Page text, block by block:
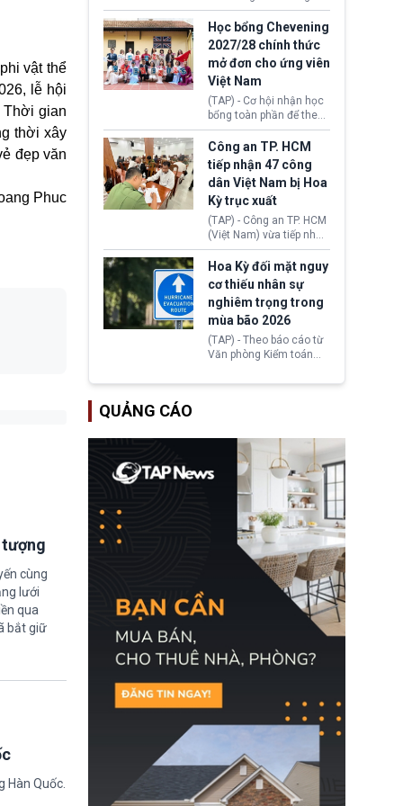
vật thể
lễ hội
Thời gian
thời xây
đẹp văn
Phuc
cùng
lưới
qua
bắt giữ
Quốc.
lên lo ngại về việc thực
thi Thỏa thuận Rút khỏi
Liên minh châu Âu
(Withdrawal
Agreement).
sớm đạt thỏa thuận với
Iran nhằm mở lại eo biển
Hormuz, mở đường cho
việc khôi phục hoạt
động hàng hải. Những
tín hiệu ngoại giao tích
cực này lập tức tác động
đến thị trường năng
lượng, kéo giá dầu thế
giới lùi sâu xuống dưới
mức 80 USD/thùng.
Học bổng Chevening
2027/28 chính thức
mở đơn cho ứng viên
Việt Nam
(TAP) - Cơ hội nhận học
bổng toàn phần để theo
học chương trình thạc sĩ
tại Vương quốc Anh đã
chính thức quay trở lại.
Học bổng Chevening
2027/28 của Chính phủ
Anh vừa mở cổng ứng
tuyển dành riêng ứng
viên Việt Nam, hỗ trợ
toàn bộ chi phí học tập
cùng nhiều quyền lợi
trong suốt một năm
học.
Công an TP. HCM
tiếp nhận 47 công
dân Việt Nam bị Hoa
Kỳ trục xuất
(TAP) - Công an TP. HCM
(Việt Nam) vừa tiếp nhận
47 công dân Việt Nam bị
Hoa Kỳ trục xuất về
nước. Đây là đợt có số
lượng lớn nhất từ đầu
năm 2026 đến nay, phản
ánh xu hướng gia tăng
các trường hợp trục
xuất.
Hoa Kỳ đối mặt nguy
cơ thiếu nhân sự
nghiêm trọng trong
mùa bão 2026
(TAP) - Theo báo cáo từ
Văn phòng Kiểm toán
quan Quản lý Khẩn cấp
nguy cơ thiếu hụt lực
lượng trầm trọng. Điều
này cần được đặc biệt
chú ý bởi nếu các siêu
bão đổ bộ Hoa Kỳ ở nửa
cuối năm 2026, lực
lượng ứng phó “mỏng”
có thể làm nghẽn công
tác cứu trợ; dẫn đến hệ
thống ứng phó khẩn cấp
quốc gia quá tải.
QUẢNG CÁO